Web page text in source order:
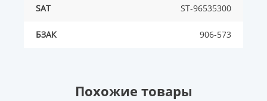
SAT ST-96535300
БЗАК 906-573
Похожие товары